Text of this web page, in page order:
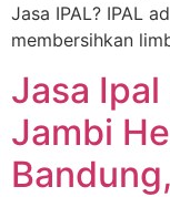
Jasa IPAL? IPAL
membersihkan
Jasa
Jambi
Bandung,